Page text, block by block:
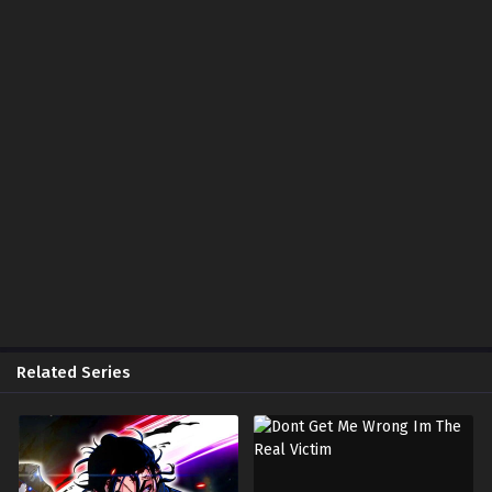
Chapter 84
October 6, 2025
Chapter 83
October 6, 2025
Related Series